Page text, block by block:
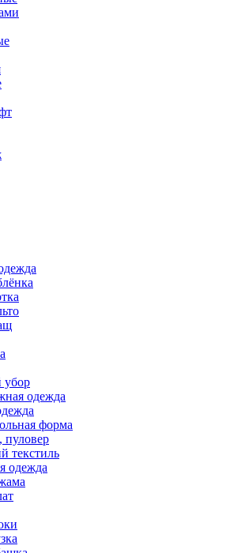
убор
одежда
форма
текстиль
одежда